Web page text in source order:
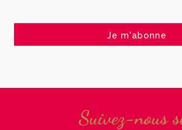
Suivez-nous